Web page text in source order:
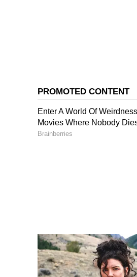
రాజ్యసభలో ధన్యవాద
చేయనున్న 56 మంది రాజ్యసభ
రోజు పొడిగించారు.
ఆర్థిక మంత్రి నిర్మలా సీతారామన్
శ్వేతపత్రాన్ని సమర్పించాలని
శ్వేతపత్రంలో కవర్ చేస్తామని
చెబుతామని’ ఆమె పేర్కొంది.